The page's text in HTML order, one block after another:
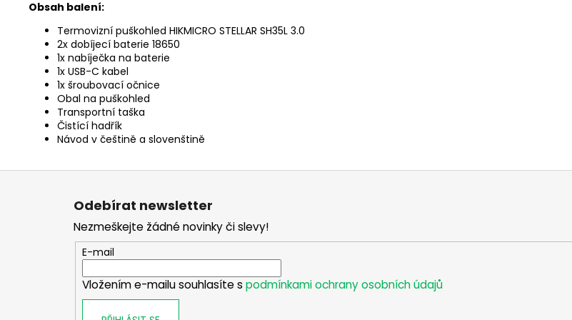
Obsah balení:
Termovizní puškohled HIKMICRO STELLAR SH35L 3.0
2x dobíjecí baterie 18650
1x nabíječka na baterie
1x USB-C kabel
1x šroubovací očnice
Obal na puškohled
Transportní taška
Čistící hadřík
Návod v češtině a slovenštině
Z
Odebírat newsletter
Nezmeškejte žádné novinky či slevy!
E-mail
Vložením e-mailu souhlasíte s podmínkami ochrany osobních údajů